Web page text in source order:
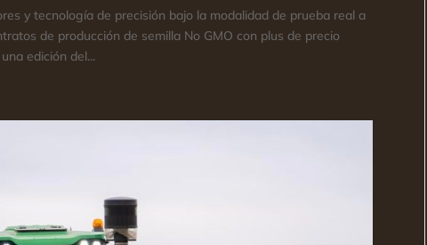
y tecnología de precisión bajo la modalidad de prueba real a
de producción de semilla No GMO con plus de precio
edición del...